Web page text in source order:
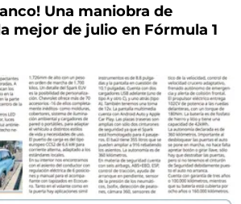
Una maniobra de
mejor de julio en Fórmula 1